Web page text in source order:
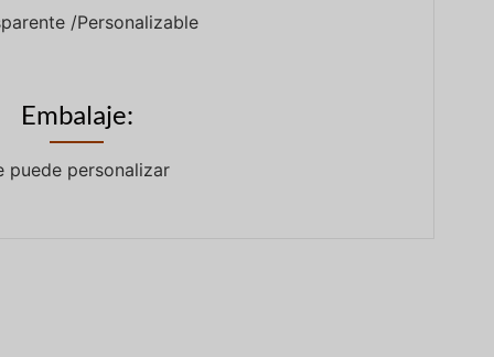
/Personalizable
Embalaje:
puede personalizar